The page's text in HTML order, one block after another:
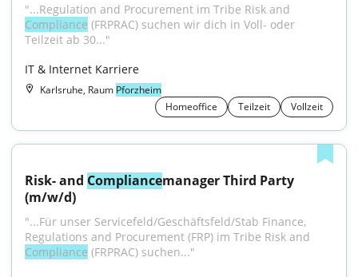
Compliance (FRPRAC) suchen wir dich in Voll- oder
Teilzeit ab 30..."
IT & Internet Karriere
Karlsruhe, Raum Pforzheim
Homeoffice
Teilzeit Vollzeit
Risk- and Compliancemanager Third Party
(m/w/d)
"...Für unser Servicefeld/Geschäftsfeld/Stab Finance,
Compliance (FRPRAC) suchen..."